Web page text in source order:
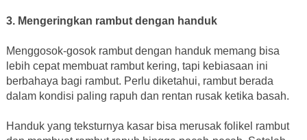
3. Mengeringkan rambut dengan handuk
Menggosok-gosok rambut dengan handuk memang bisa
lebih cepat membuat rambut kering, tapi kebiasaan ini
berbahaya bagi rambut. Perlu diketahui, rambut berada
dalam kondisi paling rapuh dan rentan rusak ketika basah.
Handuk yang teksturnya kasar bisa merusak folikel rambut